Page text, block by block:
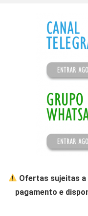
Ofertas sujeitas a
pagamento e